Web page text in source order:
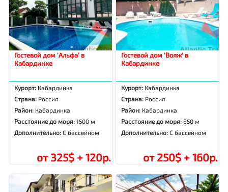
Гостевой дом 'Альфа' в
Кабардинке
Курорт: Кабардинка
Страна: Россия
Район: Кабардинка
Расстояние до моря:1500 м
Дополнительно:С бассейном
от 325$ + 120р.
Гостевой дом 'Вояж' в
Кабардинке
Курорт: Кабардинка
Страна: Россия
Район: Кабардинка
Расстояние до моря:650 м
Дополнительно:С бассейном
от 250$ + 160р.